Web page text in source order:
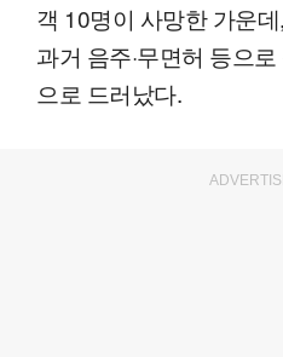
객 10명이 사망한 가운
과거 음주·무면허 등으
으로 드러났다.